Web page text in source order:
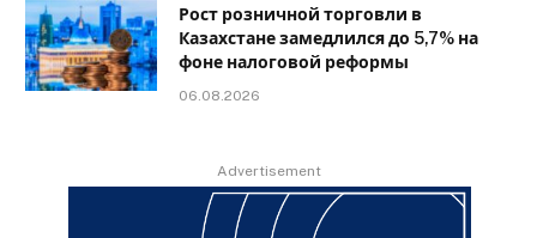
Рост розничной торговли в
Казахстане замедлился до 5,7% на
фоне налоговой реформы
06.08.2026
Advertisement